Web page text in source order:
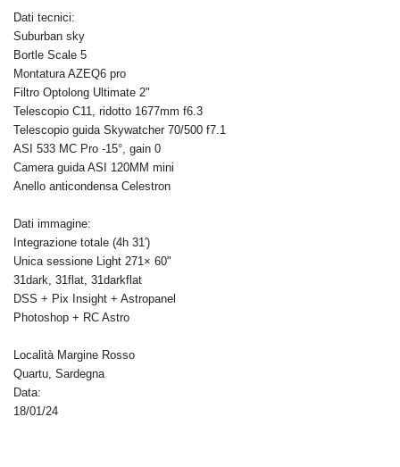
Dati tecnici:
Suburban sky
Bortle Scale 5
Montatura AZEQ6 pro
Filtro Optolong Ultimate 2"
Telescopio C11, ridotto 1677mm f6.3
Telescopio guida Skywatcher 70/500 f7.1
ASI 533 MC Pro -15°, gain 0
Camera guida ASI 120MM mini
Anello anticondensa Celestron
Dati immagine:
Integrazione totale (4h 31′)
Unica sessione Light 271× 60"
31dark, 31flat, 31darkflat
DSS + Pix Insight + Astropanel
Photoshop + RC Astro
Località Margine Rosso
Quartu, Sardegna
Data:
18/01/24